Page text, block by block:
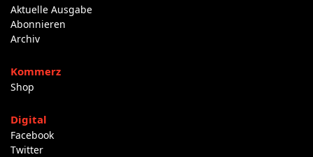
Aktuelle Ausgabe
Abonnieren
Archiv
Kommerz
Shop
Digital
Facebook
Twitter